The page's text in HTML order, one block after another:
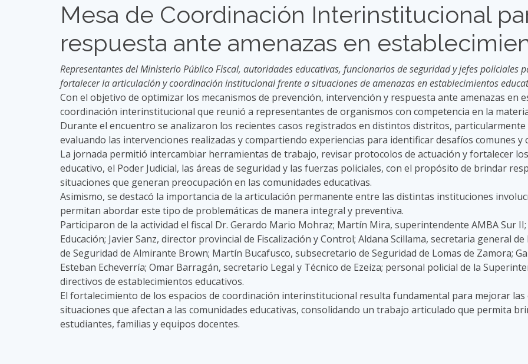
Mesa de Coordinación Interinstitucional
respuesta ante amenazas en
Representantes del Ministerio Público Fiscal, autoridades educativas, funcionarios de seguridad y jefes
fortalecer la articulación y coordinación institucional frente a situaciones de amenazas en establecimientos
Con el objetivo de optimizar los mecanismos de prevención, intervención y respuesta ante amenazas en
coordinación interinstitucional que reunió a representantes de organismos con competencia en la
Durante el encuentro se analizaron los recientes casos registrados en distintos distritos,
evaluando las intervenciones realizadas y compartiendo experiencias para identificar desafíos comunes
La jornada permitió intercambiar herramientas de trabajo, revisar protocolos de actuación y fortalecer
educativo, el Poder Judicial, las áreas de seguridad y las fuerzas policiales, con el propósito de brindar
situaciones que generan preocupación en las comunidades educativas.
Asimismo, se destacó la importancia de la articulación permanente entre las distintas instituciones
permitan abordar este tipo de problemáticas de manera integral y preventiva.
Participaron de la actividad el fiscal Dr. Gerardo Mario Mohraz; Martín Mira, superintendente AMBA Sur
Educación; Javier Sanz, director provincial de Fiscalización y Control; Aldana Scillama, secretaria general
de Seguridad de Almirante Brown; Martín Bucafusco, subsecretario de Seguridad de Lomas de Zamora;
Esteban Echeverría; Omar Barragán, secretario Legal y Técnico de Ezeiza; personal policial de la
directivos de establecimientos educativos.
El fortalecimiento de los espacios de coordinación interinstitucional resulta fundamental para mejorar
situaciones que afectan a las comunidades educativas, consolidando un trabajo articulado que permita
estudiantes, familias y equipos docentes.​